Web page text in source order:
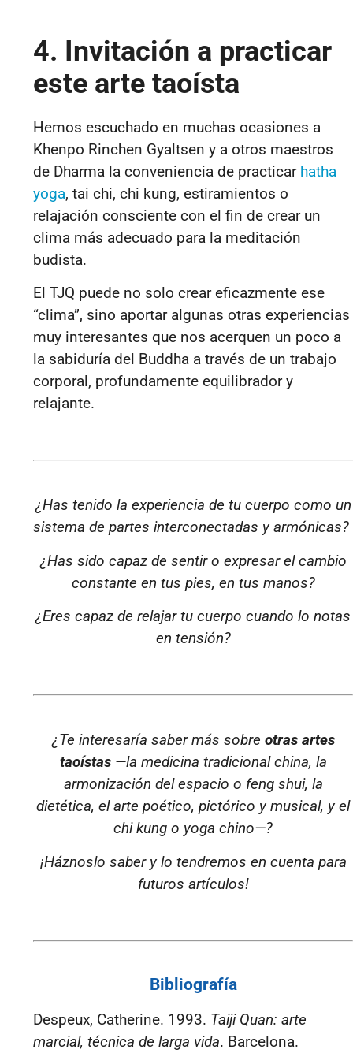
4. Invitación a practicar
este arte taoísta
Hemos escuchado en muchas ocasiones a
Khenpo Rinchen Gyaltsen y a otros maestros
de Dharma la conveniencia de practicar hatha
yoga, tai chi, chi kung, estiramientos o
relajación consciente con el fin de crear un
clima más adecuado para la meditación
budista.
El TJQ puede no solo crear eficazmente ese
“clima”, sino aportar algunas otras experiencias
muy interesantes que nos acerquen un poco a
la sabiduría del Buddha a través de un trabajo
corporal, profundamente equilibrador y
relajante.
¿Has tenido la experiencia de tu cuerpo como un
sistema de partes interconectadas y armónicas?
¿Has sido capaz de sentir o expresar el cambio
constante en tus pies, en tus manos?
¿Eres capaz de relajar tu cuerpo cuando lo notas
en tensión?
¿Te interesaría saber más sobre otras artes
taoístas —la medicina tradicional china, la
armonización del espacio o feng shui, la
dietética, el arte poético, pictórico y musical, y el
chi kung o yoga chino—?
¡Háznoslo saber y lo tendremos en cuenta para
futuros artículos!
Bibliografía
Despeux, Catherine. 1993. Taiji Quan: arte
marcial, técnica de larga vida. Barcelona.